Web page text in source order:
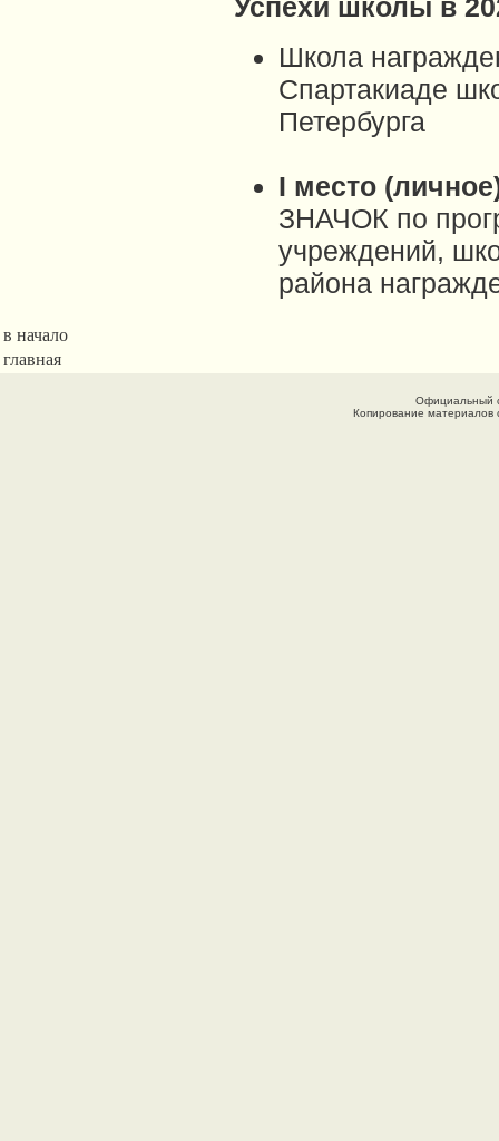
Успехи школы в
Школа
Спартакиаде
Петербурга
I место
ЗНАЧОК по
учреждений,
района
в начало
главная
Официальный
Копирование материалов